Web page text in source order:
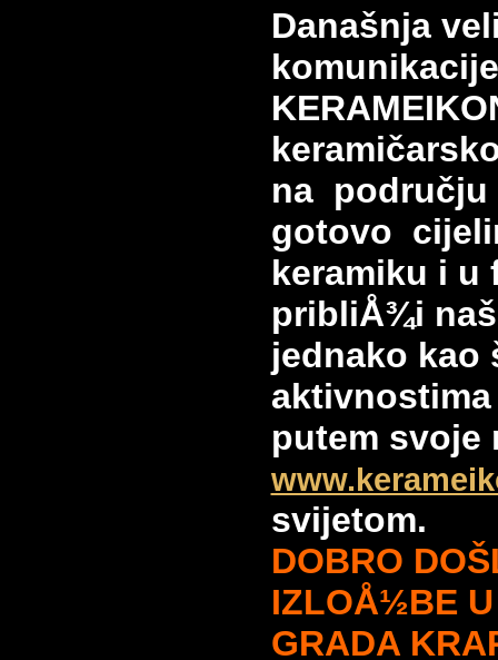
Današnja
na području
gotovo
keramiku i u
pribliÅ¾i
jednako kao
putem svoje
svijetom.
DOBRO
IZLOÅ½BE
GRADA